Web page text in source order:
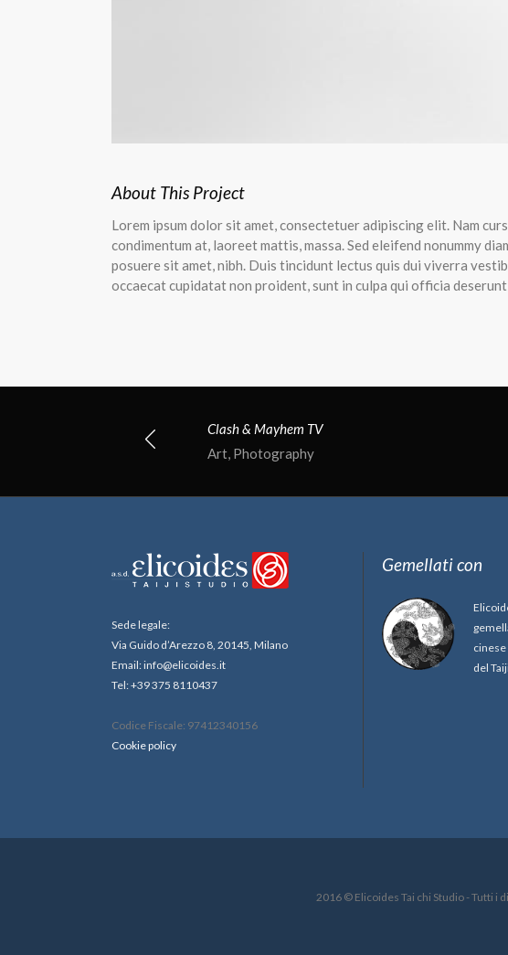
About This Project
Lorem ipsum dolor sit amet, consectetuer adipiscing elit. Nam
condimentum at, laoreet mattis, massa. Sed eleifend nonummy
posuere sit amet, nibh. Duis tincidunt lectus quis dui viverra
occaecat cupidatat non proident, sunt in culpa qui officia
Clash & Mayhem TV
Art, Photography
Sede legale:
Via Guido d’Arezzo 8, 20145, Milano
Email: info@elicoides.it
Tel: +39 375 8110437
Codice Fiscale: 97412340156
Cookie policy
Gemellati con
cinese
del
2016 © Elicoides Tai chi Studio - Tutti i